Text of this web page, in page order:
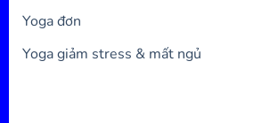
Yoga đơn
Yoga giảm stress & mất ngủ